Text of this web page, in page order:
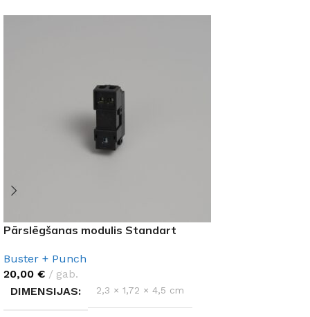
Pārslēgšanas modulis Standart
Buster + Punch
20,00 €
gab.
DIMENSIJAS
2,3 × 1,72 × 4,5 cm